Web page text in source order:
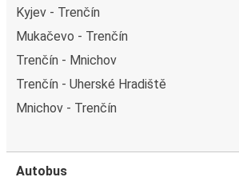
Kyjev - Trenčín
Mukačevo - Trenčín
Trenčín - Mnichov
Trenčín - Uherské Hradiště
Mnichov - Trenčín
Autobus